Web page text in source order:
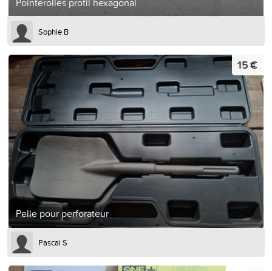
Sophie B
Pelle pour perforateur
15 €
Pascal S